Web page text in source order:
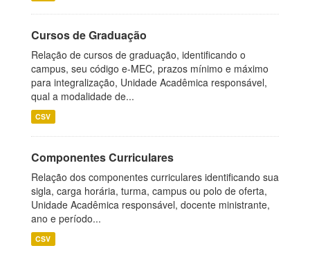
Cursos de Graduação
Relação de cursos de graduação, identificando o
campus, seu código e-MEC, prazos mínimo e máximo
para integralização, Unidade Acadêmica responsável,
qual a modalidade de...
CSV
Componentes Curriculares
Relação dos componentes curriculares identificando sua
sigla, carga horária, turma, campus ou polo de oferta,
Unidade Acadêmica responsável, docente ministrante,
ano e período...
CSV